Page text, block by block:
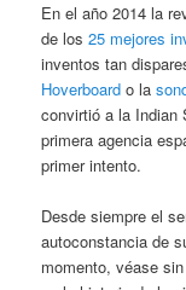
En el año 2014 la
de los25 mejores
inventos tan
Hoverboard o la
convirtió a la Indian
primera agencia
primer intento.
Desde siempre el
autoconstancia de
momento, véase